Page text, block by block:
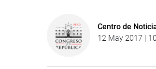
Centro de
12 May 2017 |